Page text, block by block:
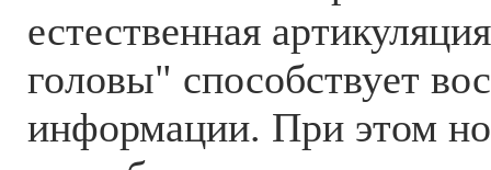
естественная
головы" способствует
информации. При этом